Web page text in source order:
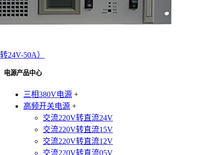
24V-50A）
电源产品中心
三相380V电源 +
高频开关电源 +
交流220V转直流24V
交流220V转直流15V
交流220V转直流12V
交流220V转直流05V